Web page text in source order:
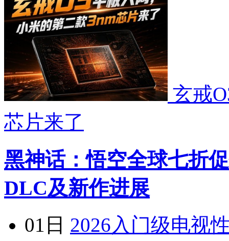
玄戒
芯片来了
黑神话：悟空全球七折
DLC及新作进展
01日 2026入门级电视